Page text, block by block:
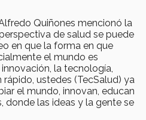
Quiñones mencionó la
de salud se puede
en que la forma en que
el mundo es
la tecnología,
ustedes (TecSalud) ya
el mundo, innovan, educan
donde las ideas y la gente se